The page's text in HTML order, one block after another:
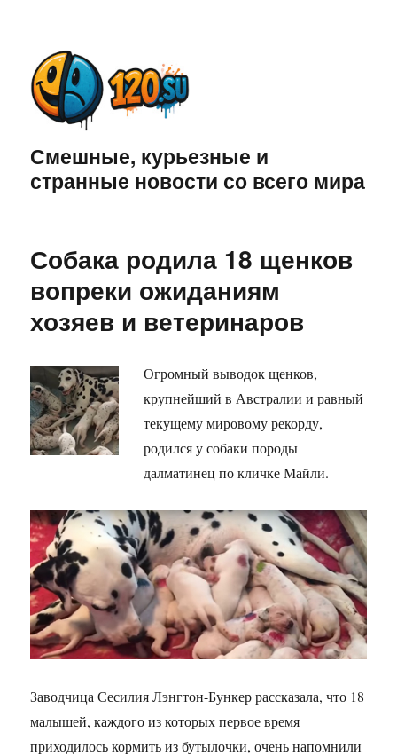
Смешные, курьезные и
странные новости со всего мира
Собака родила 18 щенков
вопреки ожиданиям
хозяев и ветеринаров
Огромный выводок щенков,
крупнейший в Австралии и равный
текущему мировому рекорду,
родился у собаки породы
далматинец по кличке Майли.
Заводчица Сесилия Лэнгтон-Бункер рассказала, что 18
малышей, каждого из которых первое время
приходилось кормить из бутылочки, очень напомнили